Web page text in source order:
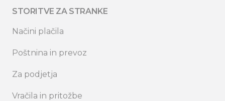
STORITVE ZA STRANKE
Načini plačila
Poštnina in prevoz
Za podjetja
Vračila in pritožbe